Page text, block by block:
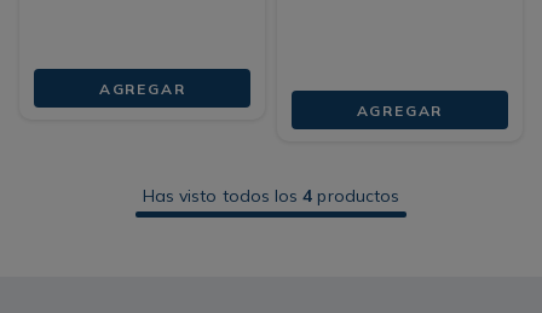
AGREGAR
AGREGAR
Has visto todos los4 productos